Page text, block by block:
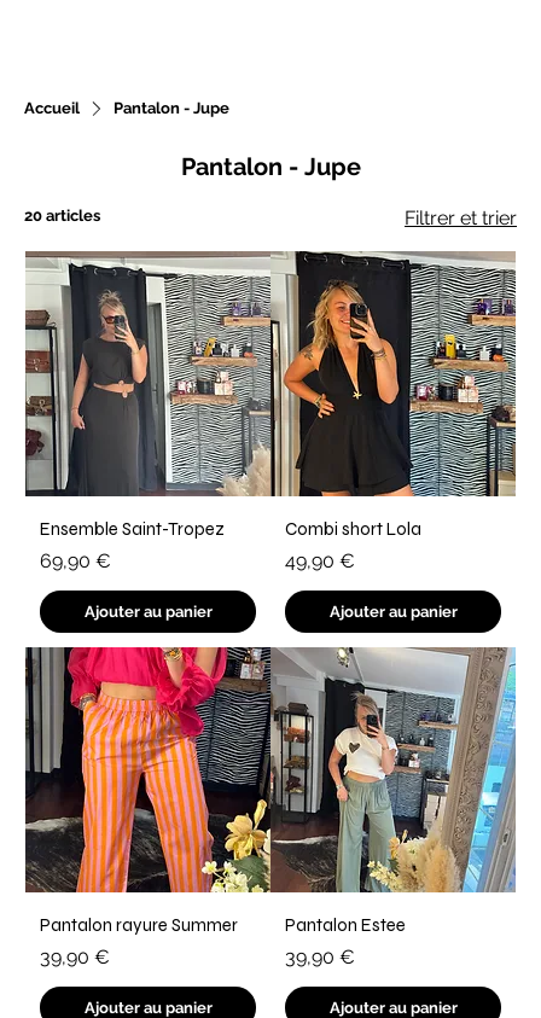
Nouveautés chaque
semaine
Accueil Pantalon - Jupe
Pantalon - Jupe
20 articles Filtrer et trier
Ensemble Saint-Tropez
Prix
69,90 €
Ajouter au panier
Combi short Lola
Prix
49,90 €
Ajouter au panier
Pantalon rayure Summer
Prix
39,90 €
Ajouter au panier
Pantalon Estee
Prix
39,90 €
Ajouter au panier